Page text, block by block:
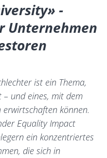
-
Unternehmen
ist ein Thema,
– und eines, mit dem
können.
Equality Impact
ein konzentriertes
die sich in